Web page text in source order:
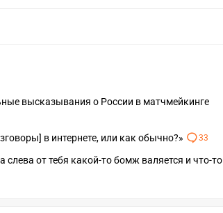
высказывания о России в матчмейкинге
в интернете, или как обычно?» 33
от тебя какой-то бомж валяется и что-то